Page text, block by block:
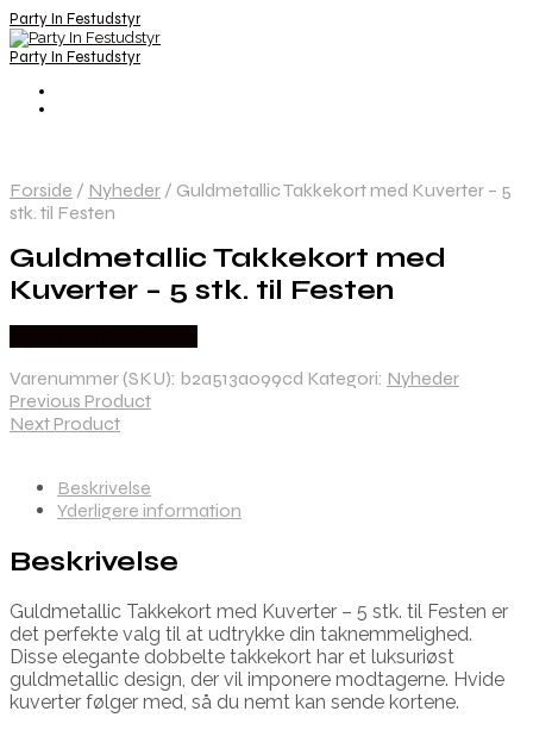
Party In Festudstyr
Party In Festudstyr
Forside / Nyheder / Guldmetallic Takkekort med Kuverter – 5
stk. til Festen
Guldmetallic Takkekort med
Kuverter – 5 stk. til Festen
Varenummer (SKU): b2a513a099cd Kategori: Nyheder
Previous Product
Next Product
Beskrivelse
Yderligere information
Beskrivelse
Guldmetallic Takkekort med Kuverter – 5 stk. til Festen er
det perfekte valg til at udtrykke din taknemmelighed.
Disse elegante dobbelte takkekort har et luksuriøst
guldmetallic design, der vil imponere modtagerne. Hvide
kuverter følger med, så du nemt kan sende kortene.